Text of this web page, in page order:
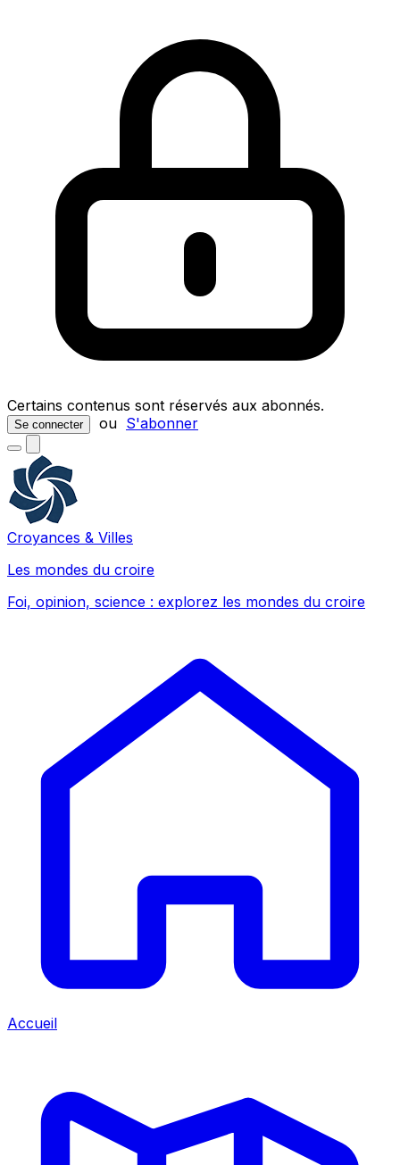
Certains contenus sont réservés aux abonnés.
Se connecter ou S'abonner
Croyances & Villes
Les mondes du croire
Foi, opinion, science : explorez les mondes du croire
Accueil